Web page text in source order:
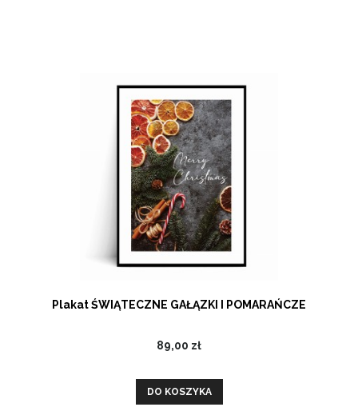
Plakat ŚWIĄTECZNE GAŁĄZKI I POMARAŃCZE
89,00 zł
DO KOSZYKA